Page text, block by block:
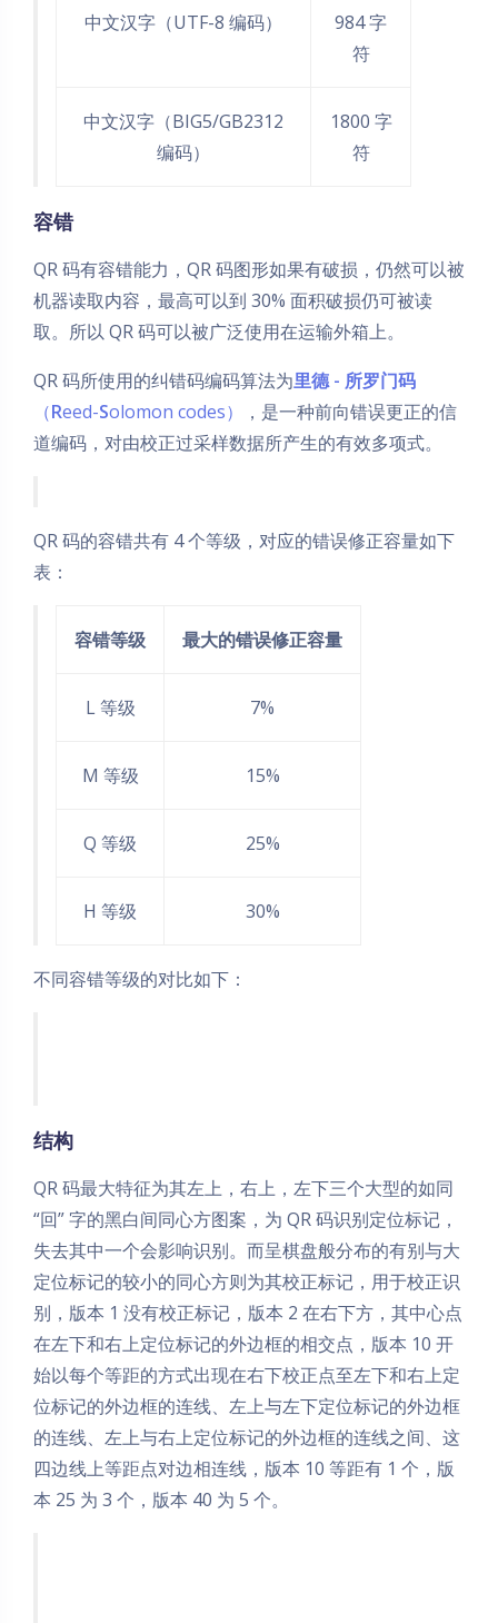
中文汉字（UTF-8 编码）
984 字
符
中文汉字（BIG5/GB2312
编码）
1800 字
符
容错
QR 码有容错能力，QR 码图形如果有破损，仍然可以被
机器读取内容，最高可以到 30% 面积破损仍可被读
取。所以 QR 码可以被广泛使用在运输外箱上。
QR 码所使用的纠错码编码算法为里德 - 所罗门码
（Reed-Solomon codes）
，是一种前向错误更正的信
道编码，对由校正过采样数据所产生的有效多项式。
QR 码的容错共有 4 个等级，对应的错误修正容量如下
表：
容错等级 最大的错误修正容量
L 等级 7%
M 等级 15%
Q 等级 25%
H 等级 30%
不同容错等级的对比如下：
结构
QR 码最大特征为其左上，右上，左下三个大型的如同
“回” 字的黑白间同心方图案，为 QR 码识别定位标记，
失去其中一个会影响识别。而呈棋盘般分布的有别与大
定位标记的较小的同心方则为其校正标记，用于校正识
别，版本 1 没有校正标记，版本 2 在右下方，其中心点
在左下和右上定位标记的外边框的相交点，版本 10 开
始以每个等距的方式出现在右下校正点至左下和右上定
位标记的外边框的连线、左上与左下定位标记的外边框
的连线、左上与右上定位标记的外边框的连线之间、这
四边线上等距点对边相连线，版本 10 等距有 1 个，版
本 25 为 3 个，版本 40 为 5 个。